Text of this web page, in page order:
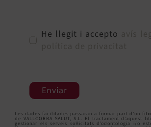
He llegit i accepto
Enviar
Les dades facilitades passaran a formar part d’un
de VALLCORBA SALUT, S.L. El tractament d’aquest
gestionar els serveis sol·licitats d’odontologia i/o